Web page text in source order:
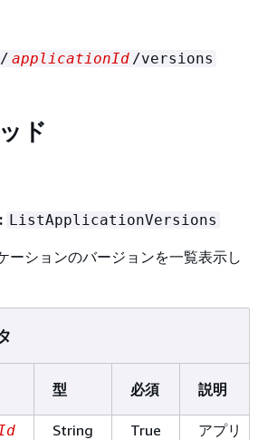
applicationId /versions
ド
ListApplicationVersions
ーションのバージョンを一覧表示し
型 必須 説明
String True
アプリ